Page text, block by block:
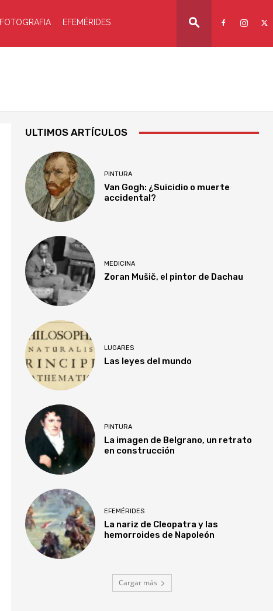
FOTOGRAFIA EFEMÉRIDES
ULTIMOS ARTÍCULOS
PINTURA
Van Gogh: ¿Suicidio o muerte
accidental?
MEDICINA
Zoran Mušič, el pintor de Dachau
LUGARES
Las leyes del mundo
PINTURA
La imagen de Belgrano, un retrato
en construcción
EFEMÉRIDES
La nariz de Cleopatra y las
hemorroides de Napoleón
Cargar más